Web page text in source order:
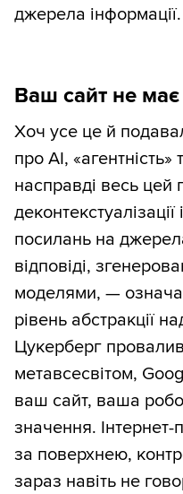
джерела інформації.
Ваш сайт не
Хоч усе це й
про AI, «агентність»
насправді весь цей
посилань на
відповіді,
моделями, —
рівень абстракції
Цукерберг
метавсесвітом,
ваш сайт, ваша
значення. Інтернет-
за поверхнею,
зараз навіть не